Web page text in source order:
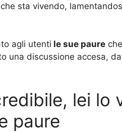
sta vivendo,
agli utenti le sue paure
una discussione accesa,
lei lo
paure